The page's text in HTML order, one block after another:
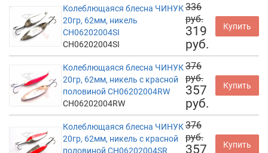
Колеблющаяся блесна ЧИНУК
20гр, 62мм, никель
CH06202004SI
CH06202004SI
336
руб.
319
руб.
Купить
Колеблющаяся блесна ЧИНУК
20гр, 62мм, никель с красной
половиной CH06202004RW
CH06202004RW
376
руб.
357
руб.
Купить
Колеблющаяся блесна ЧИНУК
20гр, 62мм, никель с красной
половиной CH06202004SR
376
руб.
357
Купить